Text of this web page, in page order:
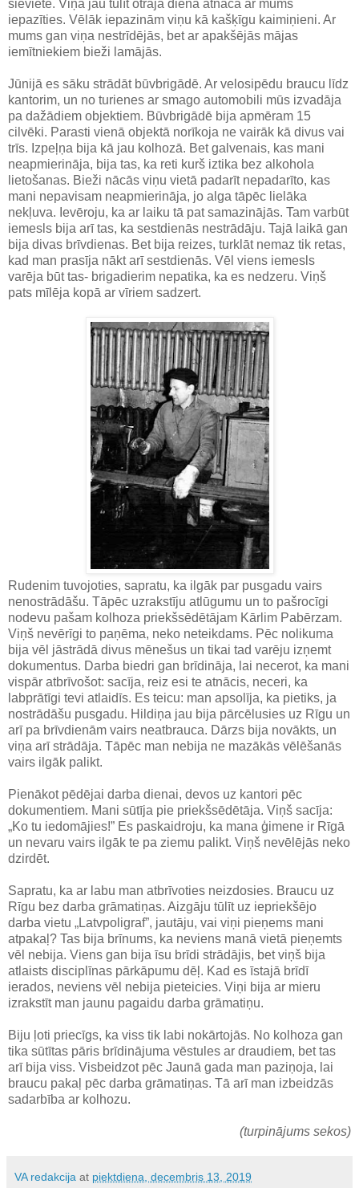
sieviete. Viņa jau tūlīt otrajā dienā atnāca ar mums
iepazīties. Vēlāk iepazinām viņu kā kašķīgu kaimiņieni. Ar
mums gan viņa nestrīdējās, bet ar apakšējās mājas
iemītniekiem bieži lamājās.
Jūnijā es sāku strādāt būvbrigādē. Ar velosipēdu braucu līdz
kantorim, un no turienes ar smago automobili mūs izvadāja
pa dažādiem objektiem. Būvbrigādē bija apmēram 15
cilvēki. Parasti vienā objektā norīkoja ne vairāk kā divus vai
trīs. Izpeļņa bija kā jau kolhozā. Bet galvenais, kas mani
neapmierināja, bija tas, ka reti kurš iztika bez alkohola
lietošanas. Bieži nācās viņu vietā padarīt nepadarīto, kas
mani nepavisam neapmierināja, jo alga tāpēc lielāka
nekļuva. Ievēroju, ka ar laiku tā pat samazinājās. Tam varbūt
iemesls bija arī tas, ka sestdienās nestrādāju. Tajā laikā gan
bija divas brīvdienas. Bet bija reizes, turklāt nemaz tik retas,
kad man prasīja nākt arī sestdienās. Vēl viens iemesls
varēja būt tas- brigadierim nepatika, ka es nedzeru. Viņš
pats mīlēja kopā ar vīriem sadzert.
Rudenim tuvojoties, sapratu, ka ilgāk par pusgadu vairs
nenostrādāšu. Tāpēc uzrakstīju atlūgumu un to pašrocīgi
nodevu pašam kolhoza priekšsēdētājam Kārlim Pabērzam.
Viņš nevērīgi to paņēma, neko neteikdams. Pēc nolikuma
bija vēl jāstrādā divus mēnešus un tikai tad varēju izņemt
dokumentus. Darba biedri gan brīdināja, lai necerot, ka mani
vispār atbrīvošot: sacīja, reiz esi te atnācis, neceri, ka
labprātīgi tevi atlaidīs. Es teicu: man apsolīja, ka pietiks, ja
nostrādāšu pusgadu. Hildiņa jau bija pārcēlusies uz Rīgu un
arī pa brīvdienām vairs neatbrauca. Dārzs bija novākts, un
viņa arī strādāja. Tāpēc man nebija ne mazākās vēlēšanās
vairs ilgāk palikt.
Pienākot pēdējai darba dienai, devos uz kantori pēc
dokumentiem. Mani sūtīja pie priekšsēdētāja. Viņš sacīja:
„Ko tu iedomājies!” Es paskaidroju, ka mana ģimene ir Rīgā
un nevaru vairs ilgāk te pa ziemu palikt. Viņš nevēlējās neko
dzirdēt.
Sapratu, ka ar labu man atbrīvoties neizdosies. Braucu uz
Rīgu bez darba grāmatiņas. Aizgāju tūlīt uz iepriekšējo
darba vietu „Latvpoligraf”, jautāju, vai viņi pieņems mani
atpakaļ? Tas bija brīnums, ka neviens manā vietā pieņemts
vēl nebija. Viens gan bija īsu brīdi strādājis, bet viņš bija
atlaists disciplīnas pārkāpumu dēļ. Kad es īstajā brīdī
ierados, neviens vēl nebija pieteicies. Viņi bija ar mieru
izrakstīt man jaunu pagaidu darba grāmatiņu.
Biju ļoti priecīgs, ka viss tik labi nokārtojās. No kolhoza gan
tika sūtītas pāris brīdinājuma vēstules ar draudiem, bet tas
arī bija viss. Visbeidzot pēc Jaunā gada man paziņoja, lai
braucu pakaļ pēc darba grāmatiņas. Tā arī man izbeidzās
sadarbība ar kolhozu.
(turpinājums sekos)
VA redakcija at piektdiena, decembris 13, 2019